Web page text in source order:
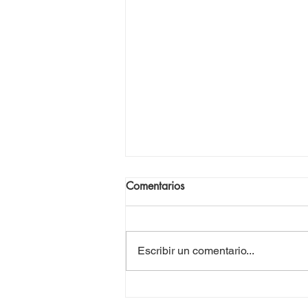
Comentarios
Escribir un comentario...